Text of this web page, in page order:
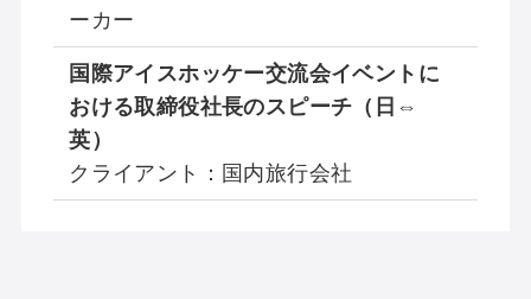
ーカー
国際アイスホッケー交流会イベントに
おける取締役社長のスピーチ（日⇔
英）
クライアント：国内旅行会社